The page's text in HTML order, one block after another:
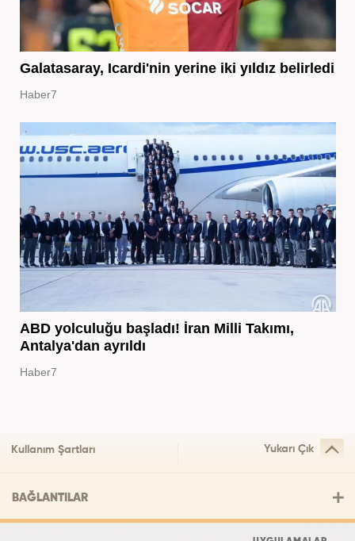
Galatasaray, Icardi'nin yerine iki yıldız belirledi
Haber7
ABD yolculuğu başladı! İran Milli Takımı,
Antalya'dan ayrıldı
Haber7
Kullanım Şartları Yukarı Çık
BAĞLANTILAR